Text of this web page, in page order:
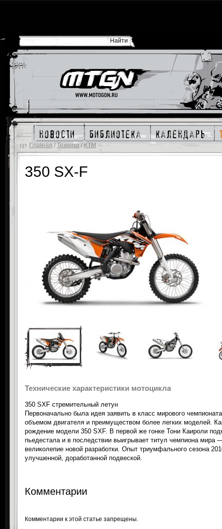
новости библиотека календарь
Главная /Техника / KTM
350 SX-F
Технические характеристики мотоцикла
350 SXF стремительный летун
Первоначально была идея заявить в класс мирового
объемом двигателя и преимуществом более легких моделей.
рождение модели 350 SXF. В первой же гонке Тони Каироли
пьедестала и в последствии выигрывает титул чемпиона
великолепие новой разработки. Опыт триумфального сезона
улучшенной, доработанной подвеской.
Комментарии
Комментарии к этой статье запрещены.